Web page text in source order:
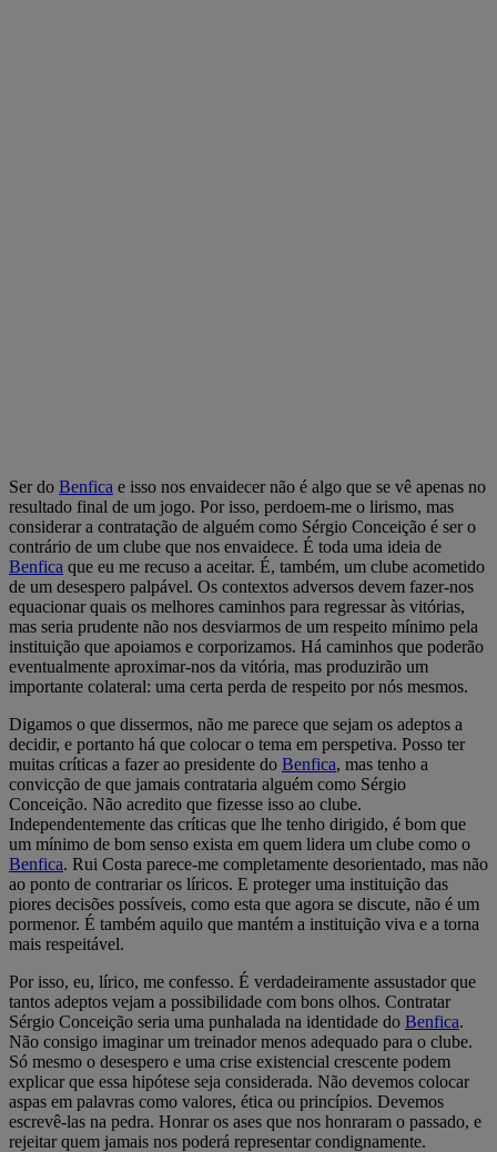
Ser do Benfica e isso nos envaidecer não é algo que se vê apenas no
resultado final de um jogo. Por isso, perdoem-me o lirismo, mas
considerar a contratação de alguém como Sérgio Conceição é ser o
contrário de um clube que nos envaidece. É toda uma ideia de
Benfica que eu me recuso a aceitar. É, também, um clube acometido
de um desespero palpável. Os contextos adversos devem fazer-nos
equacionar quais os melhores caminhos para regressar às vitórias,
mas seria prudente não nos desviarmos de um respeito mínimo pela
instituição que apoiamos e corporizamos. Há caminhos que poderão
eventualmente aproximar-nos da vitória, mas produzirão um
importante colateral: uma certa perda de respeito por nós mesmos.
Digamos o que dissermos, não me parece que sejam os adeptos a
decidir, e portanto há que colocar o tema em perspetiva. Posso ter
muitas críticas a fazer ao presidente do Benfica, mas tenho a
convicção de que jamais contrataria alguém como Sérgio
Conceição. Não acredito que fizesse isso ao clube.
Independentemente das críticas que lhe tenho dirigido, é bom que
um mínimo de bom senso exista em quem lidera um clube como o
Benfica. Rui Costa parece-me completamente desorientado, mas não
ao ponto de contrariar os líricos. E proteger uma instituição das
piores decisões possíveis, como esta que agora se discute, não é um
pormenor. É também aquilo que mantém a instituição viva e a torna
mais respeitável.
Por isso, eu, lírico, me confesso. É verdadeiramente assustador que
tantos adeptos vejam a possibilidade com bons olhos. Contratar
Sérgio Conceição seria uma punhalada na identidade do Benfica.
Não consigo imaginar um treinador menos adequado para o clube.
Só mesmo o desespero e uma crise existencial crescente podem
explicar que essa hipótese seja considerada. Não devemos colocar
aspas em palavras como valores, ética ou princípios. Devemos
escrevê-las na pedra. Honrar os ases que nos honraram o passado, e
rejeitar quem jamais nos poderá representar condignamente.